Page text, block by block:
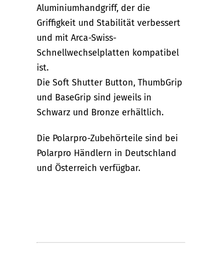
Aluminiumhandgriff, der die
Griffigkeit und Stabilität verbessert
und mit Arca-Swiss-
Schnellwechselplatten kompatibel
ist.
Die Soft Shutter Button, ThumbGrip
und BaseGrip sind jeweils in
Schwarz und Bronze erhältlich.
Die Polarpro-Zubehörteile sind bei
Polarpro Händlern in Deutschland
und Österreich verfügbar.